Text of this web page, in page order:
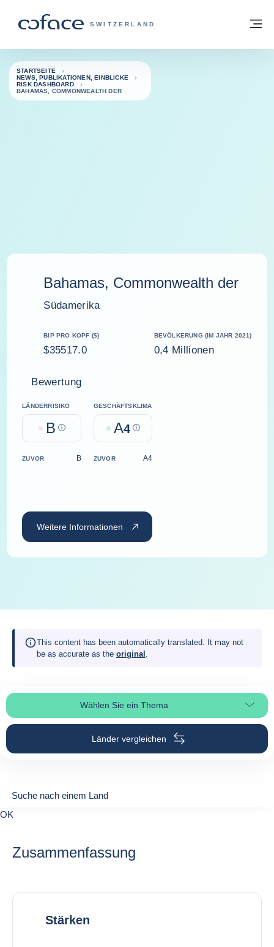
COFACE FOR TRADE - WEBSEITE DER
SWITZERLAND
Zurück zur Startseite
STARTSEITE
NEWS, PUBLIKATIONEN, EINBLICKE
RISK DASHBOARD
BAHAMAS, COMMONWEALTH DER
Bahamas, Commonwealth der
Südamerika
BIP PRO KOPF ($)
$35517.0
BEVÖLKERUNG (IM JAHR 2021)
0,4 Millionen
Bewertung
LÄNDERRISIKO
B Help
GESCHÄFTSKLIMA
A4 Help
ZUVOR B ZUVOR A4
Weitere Informationen
This content has been automatically translated. It may not
be as accurate as the original .
Wählen Sie ein ThemaSeitenabschnitt auswählen
Länder vergleichen
Suche nach einem Land
0suggestions
Suche nach einem Land
OK
Zusammenfassung
Stärken